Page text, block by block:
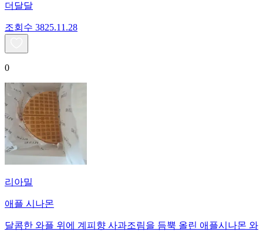
더달달
조회수 3825.11.28
0
리아밀
애플 시나몬
달콤한 와플 위에 계피향 사과조림을 듬뿍 올린 애플시나몬 와